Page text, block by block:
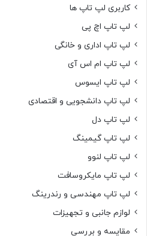
کاربری لپ تاپ ها
لپ تاپ اچ پی
لپ تاپ اداری و خانگی
لپ تاپ ام اس آی
لپ تاپ ایسوس
لپ تاپ دانشجویی و اقتصادی
لپ تاپ دل
لپ تاپ گیمینگ
لپ تاپ لنوو
لپ تاپ مایکروسافت
لپ تاپ مهندسی و رندرینگ
لوازم جانبی و تجهیزات
مقایسه و بررسی